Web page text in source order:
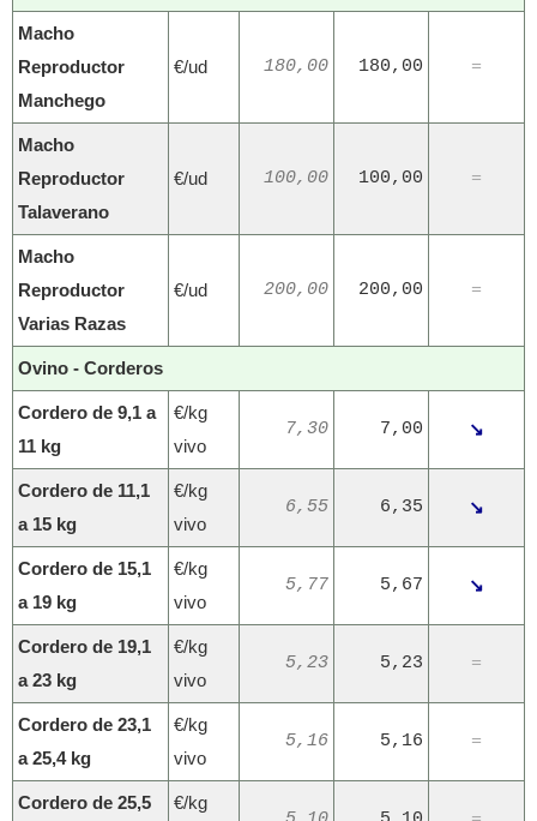
Macho
Reproductor
Manchego
€/ud 180,00 180,00 =
Macho
Reproductor
Talaverano
€/ud 100,00 100,00 =
Macho
Reproductor
Varias Razas
€/ud 200,00 200,00 =
Ovino - Corderos
Cordero de 9,1 a
11 kg
€/kg
vivo
7,30 7,00 ↘
Cordero de 11,1
a 15 kg
€/kg
vivo
6,55 6,35 ↘
Cordero de 15,1
a 19 kg
€/kg
vivo
5,77 5,67 ↘
Cordero de 19,1
a 23 kg
€/kg
vivo
5,23 5,23 =
Cordero de 23,1
a 25,4 kg
€/kg
vivo
5,16 5,16 =
Cordero de 25,5
€/kg